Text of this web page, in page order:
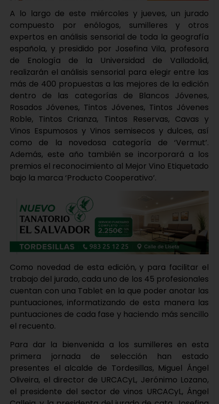
A lo largo de este miércoles y jueves, un jurado
compuesto por enólogos, sumilleres y otros
expertos en análisis sensorial de toda la geografía
española, y presidido por Josefina Vila, profesora
de Enología de la Universidad de Valladolid,
realizarán el análisis sensorial para elegir entre las
más de 400 propuestas a las mejores de la edición
dentro de las categorías de Blancos Jóvenes,
Rosados Jóvenes, Tintos Jóvenes, Tintos Jóvenes
Roble, Tintos Crianza, Tintos Reservas, Cavas y
Vinos Espumosos y Vinos semisecos y dulces, así
como de la novedosa categoría de ‘Vermut’.
Además, este año también se incorporará a los
premios el reconocimiento al Mejor Vino Etiquetado
bajo la marca ‘Producto Cooperativo’.
Como novedad de esta edición, y para facilitar el
trabajo del jurado, cada uno de los 45 profesionales
cuentan con una Tablet en la que poder anotar las
puntuaciones, informatizando de esta manera las
puntuaciones de cada fase y haciendo más sencillo
el recuento.
Para dar la bienvenida a los sumilleres en esta
primera jornada de selección han estado
presentes el alcalde de Tordesillas, Miguel Ángel
Oliveira, el director de URCACyL, Jerónimo Lozano,
el presidente del sector de vinos URCACyL, Ángel